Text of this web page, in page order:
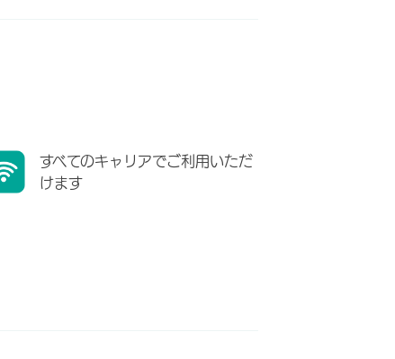
すべてのキャリアでご利用いただ
けます